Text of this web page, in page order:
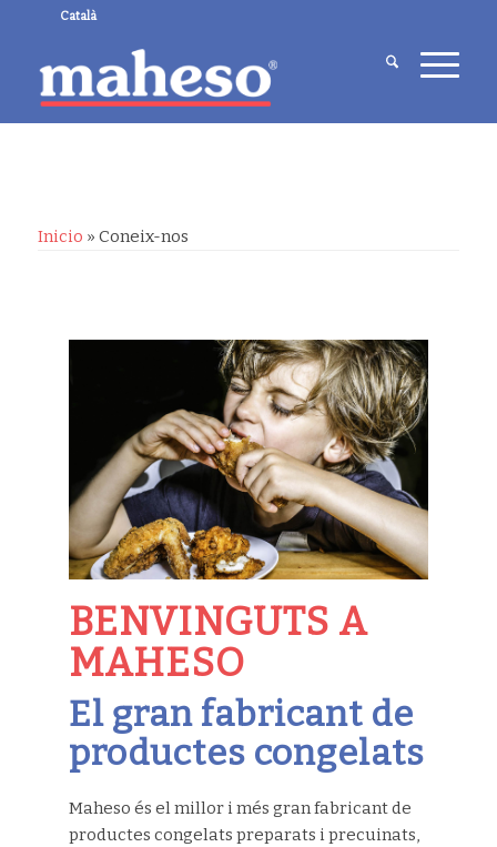
Català
Inicio » Coneix-nos
BENVINGUTS A
MAHESO
El gran fabricant de
productes congelats
Maheso és el millor i més gran fabricant de
productes congelats preparats i precuinats,